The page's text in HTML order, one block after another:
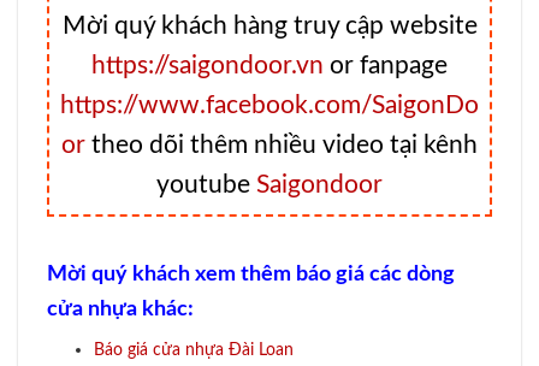
Mời quý khách hàng truy cập website
https://saigondoor.vn or fanpage
https://www.facebook.com/SaigonDo
or theo dõi thêm nhiều video tại kênh
youtube Saigondoor
Mời quý khách xem thêm báo giá các dòng
cửa nhựa khác:
Báo giá cửa nhựa Đài Loan